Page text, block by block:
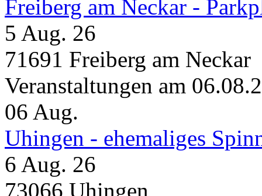
Freiberg am Neckar -
5 Aug. 26
71691 Freiberg am Neckar
Veranstaltungen am
06 Aug.
Uhingen - ehemaliges
6 Aug. 26
73066 Uhingen